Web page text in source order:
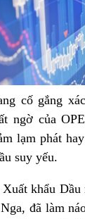
cố gắng
ngờ của
lạm phát
suy yếu.
khẩu Dầu
đã làm